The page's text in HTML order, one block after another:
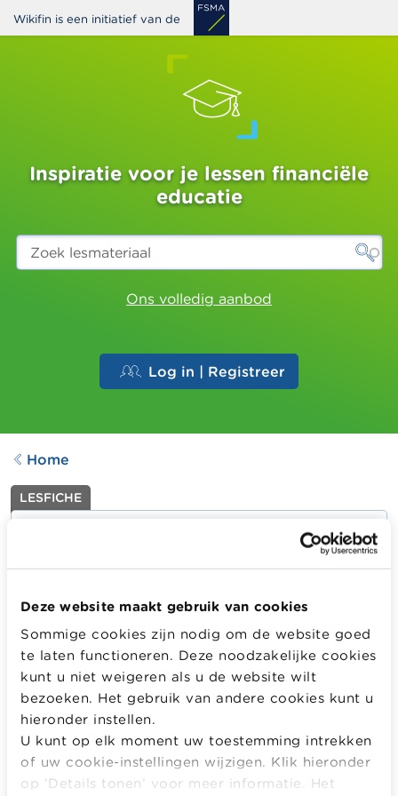
Deze website maakt gebruik van cookies
Sommige cookies zijn nodig om de website goed
te laten functioneren. Deze noodzakelijke cookies
kunt u niet weigeren als u de website wilt
bezoeken. Het gebruik van andere cookies kunt u
hieronder instellen.
U kunt op elk moment uw toestemming intrekken
of uw cookie-instellingen wijzigen. Klik hieronder
op ‘Details tonen’ voor meer informatie. Het
Overslaan
en
Wikifin is een initiatief van de
Inspiratie voor je lessen financiële
educatie
Zoek
lesmateriaal
Ons volledig aanbod
Log in | Registreer
Home
LESFICHE
Eenvoudige probleemstelling waarbij de leerlingen
nadenken over wat Alex van de menukaart kiest. Voor
wie is het interessant om een menu of speciale promotie
te kiezen dan wel om afzonderlijke gerechtjes te
bestellen?
Meer informatie